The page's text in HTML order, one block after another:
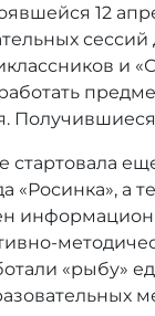
12
и
а
«рыбу»